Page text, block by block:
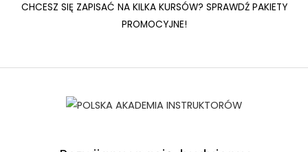
CHCESZ SIĘ ZAPISAĆ NA KILKA KURSÓW? SPRAWDŹ PAKIETY
PROMOCYJNE!